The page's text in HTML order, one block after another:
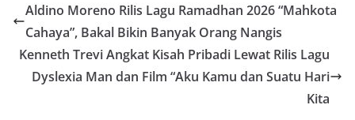
Aldino Moreno Rilis Lagu Ramadhan 2026 “Mahkota
Cahaya”, Bakal Bikin Banyak Orang Nangis
Kenneth Trevi Angkat Kisah Pribadi Lewat Rilis Lagu
Dyslexia Man dan Film “Aku Kamu dan Suatu Hari
Kita